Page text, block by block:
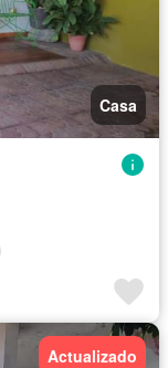
Casa
Actualizado